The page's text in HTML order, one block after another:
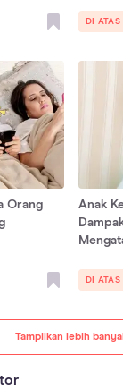
Tampilkan lebih
DI
Orang
Anak
DI